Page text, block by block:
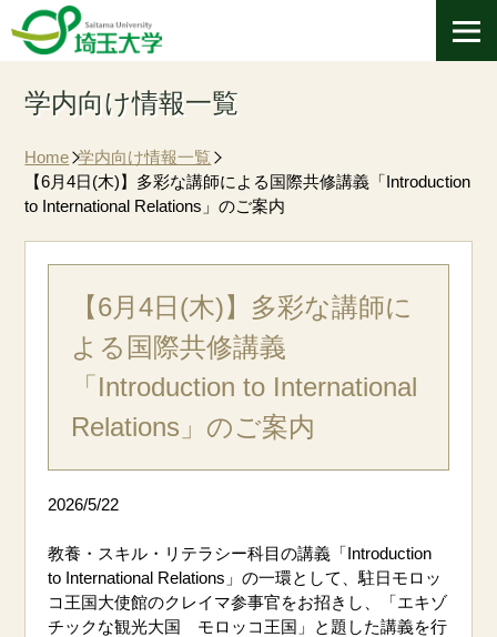
学内向け情報一覧
Home 学内向け情報一覧
【6月4日(木)】多彩な講師による国際共修講義「Introduction
to International Relations」のご案内
【6月4日(木)】多彩な講師に
よる国際共修講義
「Introduction to International
Relations」のご案内
2026/5/22
教養・スキル・リテラシー科目の講義「Introduction
to International Relations」の一環として、駐日モロッ
コ王国大使館のクレイマ参事官をお招きし、「エキゾ
チックな観光大国 モロッコ王国」と題した講義を行